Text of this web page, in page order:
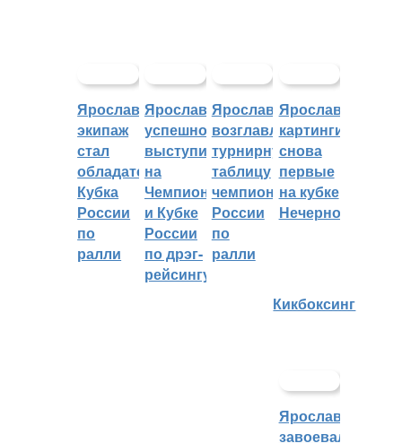
Ярославский
экипаж
стал
обладателем
Кубка
России
по
ралли
Ярославцы
успешно
выступили
на
Чемпионате
и Кубке
России
по дрэг-
рейсингу
Ярославцы
возглавляют
турнирную
таблицу
чемпионата
России
по
ралли
Ярославские
картингисты
снова
первые
на кубке
Нечерноземья
Кикбоксинг
Ярославцы
завоевали